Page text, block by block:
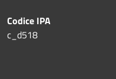
Codice IPA
c_d518